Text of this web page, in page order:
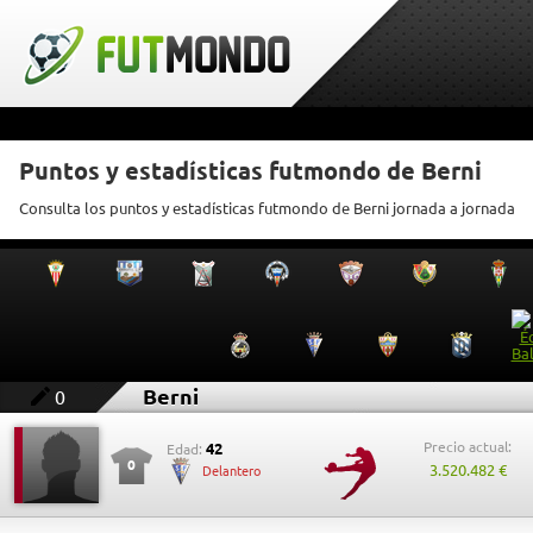
Puntos y estadísticas futmondo de Berni
Consulta los puntos y estadísticas futmondo de Berni jornada a jornada
0 Berni
0
Edad: 42
Delantero
Precio actual:
3.520.482 €